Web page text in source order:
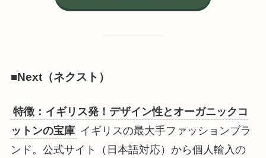
■Next（ネクスト）
特徴：イギリス発！デザイン性とオーガニックコ
ットンの宝庫 イギリスの最大手ファッションブラ
ンド。公式サイト（日本語対応）から個人輸入の